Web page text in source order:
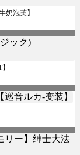
奶泡芙】